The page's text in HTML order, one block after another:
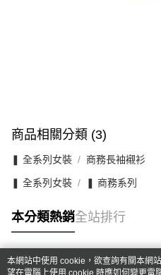
商品相關分類 (3)
❚ 全系列女裝 商務長袖襯衫
❚ 全系列女裝 ❚ 商務系列
本分類熱銷全站排行
熱門標籤
本網站中使用 cookie，欲查詢有關本網
望在電腦上使用 cookie 時應如何變更電